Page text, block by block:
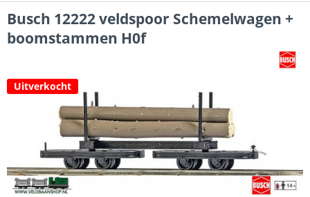
Busch 12222 veldspoor Schemelwagen +
boomstammen H0f
Uitverkocht